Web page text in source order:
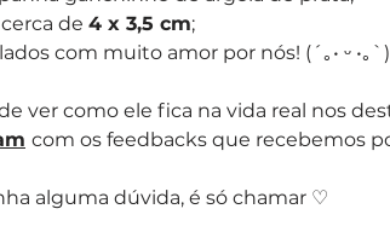
de 4 x 3,5 cm;
com muito amor por nós! (´｡• ᵕ •｡
ver como ele fica na vida real nos
com os feedbacks que recebemos por
alguma dúvida, é só chamar ♡